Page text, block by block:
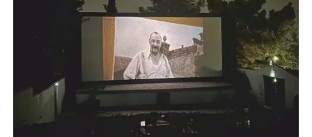
ΓΕΩΡΓΑΡΑΣ ΓΙΑΝΝΗΣ ΔΗΜΟΤΙΚΟΣ ΣΥΜΒΟΥΛΟΣ
ΠΕΡΙΣΤΕΡΙΟΥ
ΝΙΚΟΣ ΑΣΗΜΑΚΟΠΟΥΛΟΣ ΔΗΜΟΤΙΚΟΣ
ΣΥΜΒΟΥΛΟΣ ΑΙΓΑΛΕΩ
ΗΛΙΑΣ ΜΑΝΔΡΟΣ ΔΗΜΟΤΙΚΟΣ ΣΥΜΒΟΥΛΟΣ
ΑΙΓΑΛΕΩ